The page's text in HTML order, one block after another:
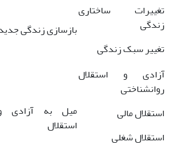
تغییرات ساختاری
زندگی
تغییر سبک زندگی
بازسازی زندگی
آزادی و استقلال
روانشناختی
استقلال مالی
استقلال شغلی
میل به آزادی
استقلال